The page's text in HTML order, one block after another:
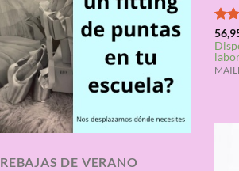
REBAJAS DE VERANO
con
de 5